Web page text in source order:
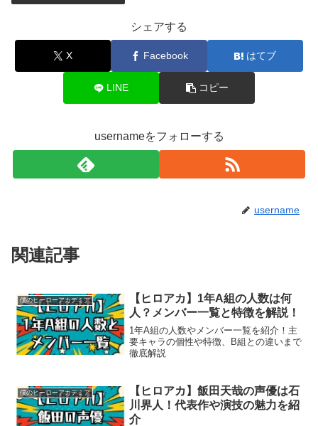
シェアする
X Facebook はてブ
LINE コピー
usernameをフォローする
username
関連記事
僕のヒーローアカデミア
【ヒロアカ】1年A組の人数は何
人？メンバー一覧と特徴を解説！
1年A組の人数やメンバー一覧を紹介！主
要キャラの個性や特徴、B組との違いまで
徹底解説
僕のヒーローアカデミア
【ヒロアカ】飯田天哉の声優は石
川界人！代表作や演技の魅力を紹
介